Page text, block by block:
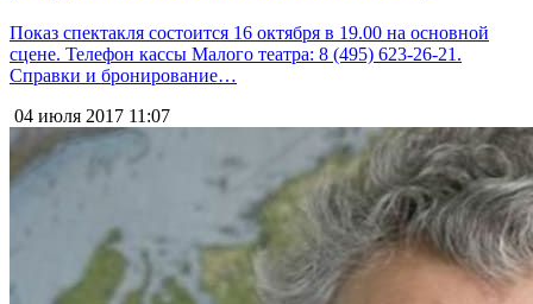
Показ спектакля состоится 16 октября в 19.00 на основной
сцене. Телефон кассы Малого театра: 8 (495) 623-26-21.
Справки и бронирование…
04 июля 2017 11:07